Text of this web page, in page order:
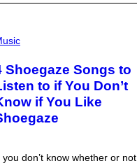
Shoegaze Songs to
to if You Don’t
if You Like
you don’t know whether or not